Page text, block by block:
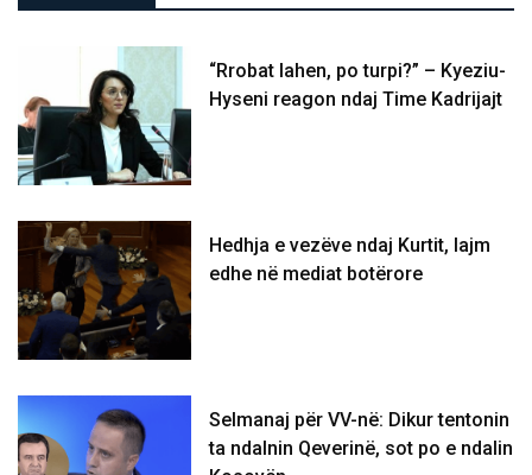
“Rrobat lahen, po turpi?” – Kyeziu-
Hyseni reagon ndaj Time Kadrijajt
Hedhja e vezëve ndaj Kurtit, lajm
edhe në mediat botërore
Selmanaj për VV-në: Dikur tentonin
ta ndalnin Qeverinë, sot po e ndalin